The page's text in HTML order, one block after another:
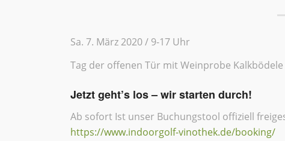
Sa. 7. März 2020 / 9-17 Uhr
Tag der offenen Tür mit Weinprobe
Jetzt geht’s los – wir starten durch!
Ab sofort Ist unser Buchungstool offiziell
https://www.indoorgolf-vinothek.de/booking/